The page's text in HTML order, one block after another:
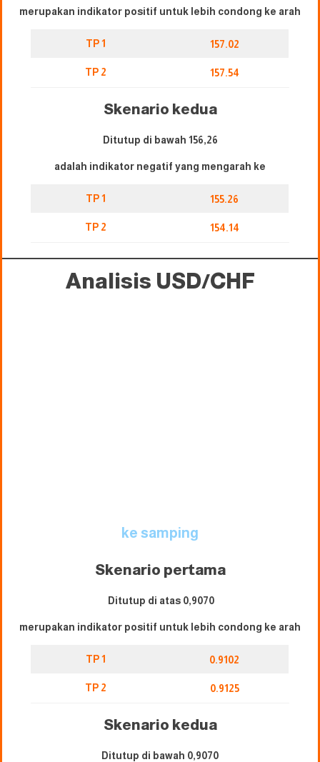
merupakan indikator positif untuk lebih condong ke arah
TP 1 157.02
TP 2 157.54
Skenario kedua
Ditutup di bawah 156,26
adalah indikator negatif yang mengarah ke
TP 1 155.26
TP 2 154.14
Analisis USD/CHF
ke samping
Skenario pertama
Ditutup di atas 0,9070
merupakan indikator positif untuk lebih condong ke arah
TP 1 0.9102
TP 2 0.9125
Skenario kedua
Ditutup di bawah 0,9070